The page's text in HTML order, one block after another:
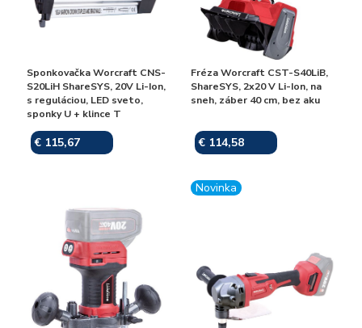
Sponkovačka Worcraft CNS-
S20LiH ShareSYS, 20V Li-Ion,
s reguláciou, LED sveto,
sponky U + klince T
€ 115,67
Fréza Worcraft CST-S40LiB,
ShareSYS, 2x20 V Li-Ion, na
sneh, záber 40 cm, bez aku
€ 114,58
Novinka